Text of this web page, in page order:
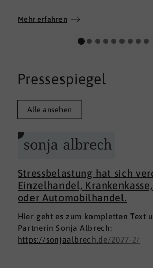
Wir wünschen allen
persönlichen Weg und viel Erfolg.
Mehr erfahren
Pressespiegel
Alle ansehen
Stressbelastung hat sich
Einzelhandel,
oder Automobilhandel.
Hier geht es zum kompletten Text
Partnerin Sonja Albrech:
https://sonjaalbrech.de/2077-2/